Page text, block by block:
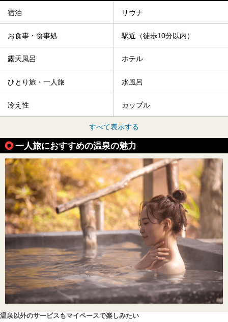
宿泊 サウナ
お食事・食事処 駅近（徒歩10分以内）
露天風呂 ホテル
ひとり旅・一人旅 水風呂
冷え性 カップル
すべて表示する
一人旅におすすめの温泉の魅力
温泉以外のサービスもマイペースで楽しみたい